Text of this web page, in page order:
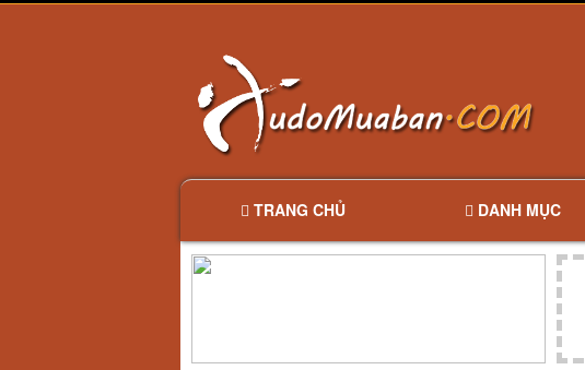
TRANG CHỦ DANH MỤC